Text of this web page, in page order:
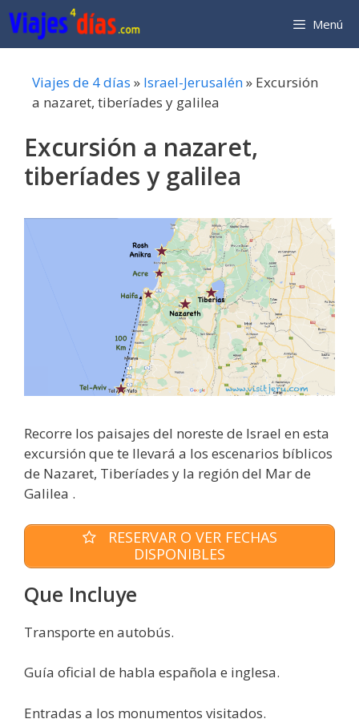
Saltar
al
contenido
Menú
Viajes de 4 días » Israel-Jerusalén» Excursión
a nazaret, tiberíades y galilea
Excursión a nazaret,
tiberíades y galilea
Recorre los paisajes del noreste de Israel en esta
excursión que te llevará a los escenarios bíblicos
de Nazaret, Tiberíades y la región del Mar de
Galilea .
RESERVAR O VER FECHAS
DISPONIBLES
Que Incluye
Transporte en autobús.
Guía oficial de habla española e inglesa.
Entradas a los monumentos visitados.